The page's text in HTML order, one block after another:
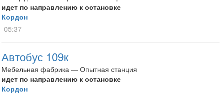
идет по направлению к остановке
Кордон
05:37
Автобус 109к
Мебельная фабрика — Опытная станция
идет по направлению к остановке
Кордон